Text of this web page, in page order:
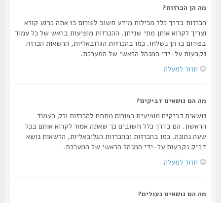
מה הן הכרזות?
הכרזות בדרך כלל מכילות מידע חשוב לפורום בו אתה כרגע קורא
וצריך לקרוא אותן מתי שניתן. ההכרזות מופיעות בראש של כל עמוד
בפורום בו הן נשלחו. כמו בהכרזות הגלובאליות, הרשאות הכרזה
נקבעות על-ידי המנהל הראשי של המערכת.
חזור למעלה
מה הם נושאים דביקים?
נושאים דביקים מופיעים בפורום מתחת להכרזות ורק בעמוד
הראשון. הם בדרך כלל חשובים כך שאתה אמור לקרוא אותם בכל
שעה נתונה. כמו בהכרזות ובהכרזות הגלובאליות, הרשאות נושא
דביק נקבעות על-ידי המנהל הראשי של המערכת.
חזור למעלה
מה הם נושאים נעולים?